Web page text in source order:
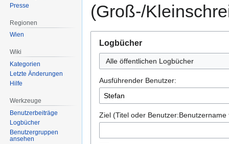
(Groß-/
Logbücher
Alle öffentlichen Logbücher
Ausführender Benutzer:
Ziel (Titel oder
Presse
Regionen
Wien
Wiki
Kategorien
Letzte Änderungen
Hilfe
Werkzeuge
Benutzerbeiträge
Logbücher
Benutzergruppen
ansehen